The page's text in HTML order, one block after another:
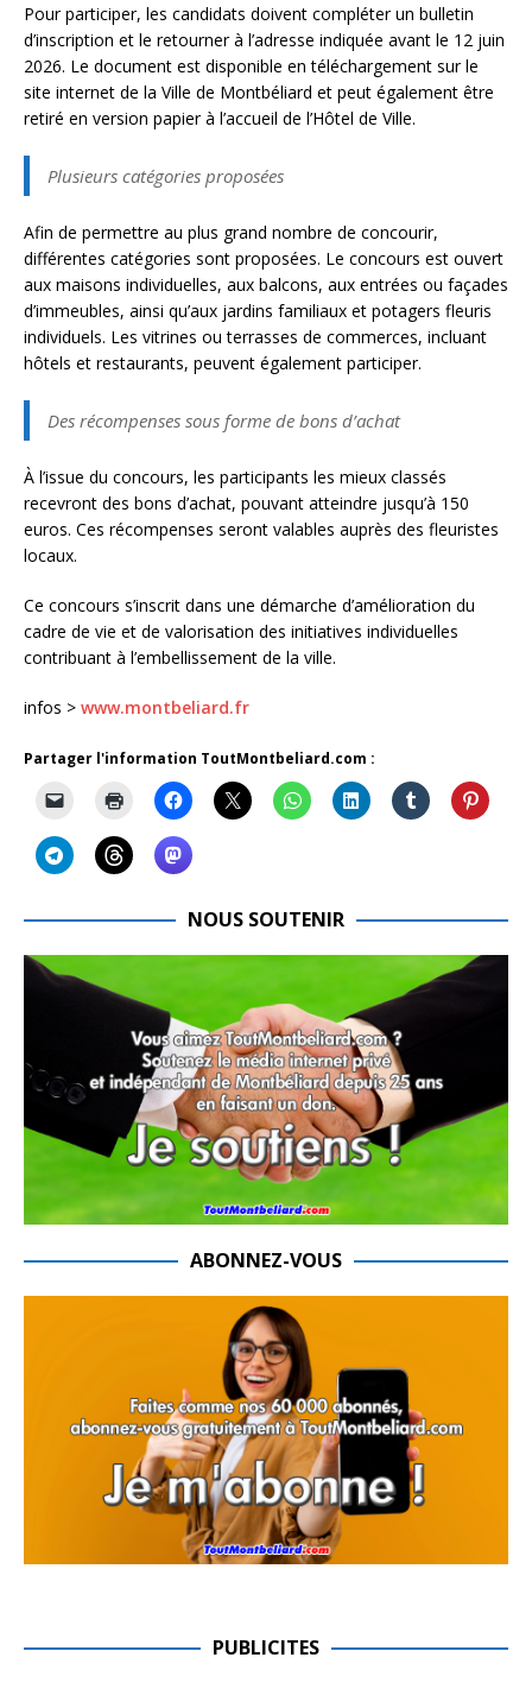
Pour participer, les candidats doivent compléter un bulletin
d’inscription et le retourner à l’adresse indiquée avant le 12 juin
2026. Le document est disponible en téléchargement sur le
site internet de la Ville de Montbéliard et peut également être
retiré en version papier à l’accueil de l’Hôtel de Ville.
Plusieurs catégories proposées
Afin de permettre au plus grand nombre de concourir,
différentes catégories sont proposées. Le concours est ouvert
aux maisons individuelles, aux balcons, aux entrées ou façades
d’immeubles, ainsi qu’aux jardins familiaux et potagers fleuris
individuels. Les vitrines ou terrasses de commerces, incluant
hôtels et restaurants, peuvent également participer.
Des récompenses sous forme de bons d’achat
À l’issue du concours, les participants les mieux classés
recevront des bons d’achat, pouvant atteindre jusqu’à 150
euros. Ces récompenses seront valables auprès des fleuristes
locaux.
Ce concours s’inscrit dans une démarche d’amélioration du
cadre de vie et de valorisation des initiatives individuelles
contribuant à l’embellissement de la ville.
infos > www.montbeliard.fr
Partager l'information ToutMontbeliard.com :
NOUS SOUTENIR
ABONNEZ-VOUS
PUBLICITES